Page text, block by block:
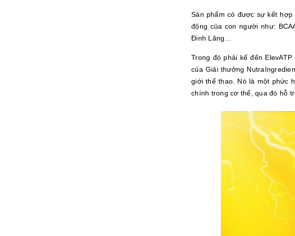
Sản phẩm có được sự kết
động của con người như:
Đinh Lăng…
Trong đó phải kể đến
của Giải thưởng
giới thể thao. Nó là một phức
chính trong cơ thể, qua đó hỗ